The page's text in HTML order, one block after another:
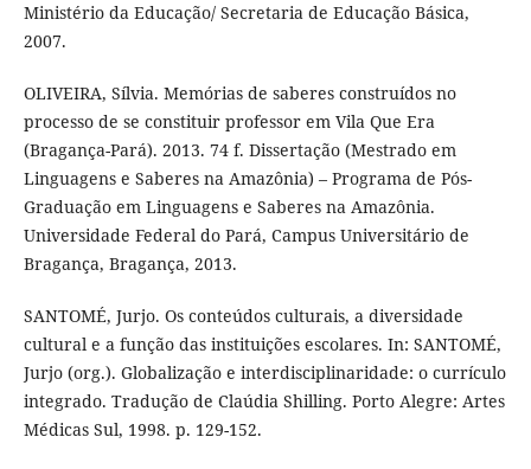
Ministério da Educação/ Secretaria de Educação Básica,
2007.
OLIVEIRA, Sílvia. Memórias de saberes construídos no
processo de se constituir professor em Vila Que Era
(Bragança-Pará). 2013. 74 f. Dissertação (Mestrado em
Linguagens e Saberes na Amazônia) – Programa de Pós-
Graduação em Linguagens e Saberes na Amazônia.
Universidade Federal do Pará, Campus Universitário de
Bragança, Bragança, 2013.
SANTOMÉ, Jurjo. Os conteúdos culturais, a diversidade
cultural e a função das instituições escolares. In: SANTOMÉ,
Jurjo (org.). Globalização e interdisciplinaridade: o currículo
integrado. Tradução de Claúdia Shilling. Porto Alegre: Artes
Médicas Sul, 1998. p. 129-152.